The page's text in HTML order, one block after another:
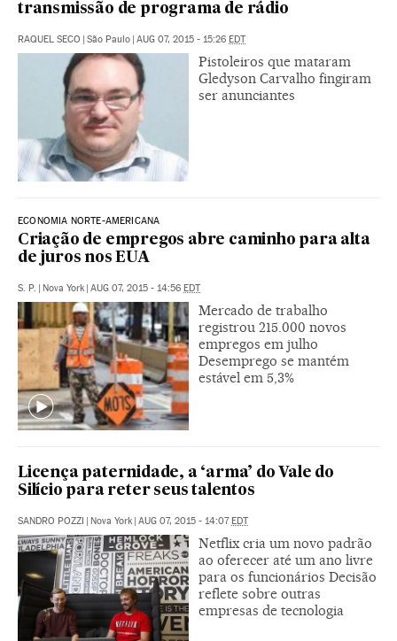
transmissão de programa de rádio
RAQUEL SECO | São Paulo | AUG 07, 2015 - 15:26 EDT
Pistoleiros que mataram
Gledyson Carvalho fingiram
ser anunciantes
ECONOMIA NORTE-AMERICANA
Criação de empregos abre caminho para alta
de juros nos EUA
S. P. | Nova York | AUG 07, 2015 - 14:56 EDT
Mercado de trabalho
registrou 215.000 novos
empregos em julho
Desemprego se mantém
estável em 5,3%
Licença paternidade, a ‘arma’ do Vale do
Silício para reter seus talentos
SANDRO POZZI | Nova York | AUG 07, 2015 - 14:07EDT
Netflix cria um novo padrão
ao oferecer até um ano livre
para os funcionários Decisão
reflete sobre outras
empresas de tecnologia